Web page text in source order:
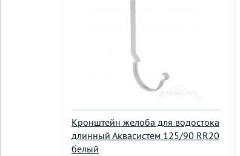
Кронштейн желоба для водостока
длинный Аквасистем 125/90 RR20
белый